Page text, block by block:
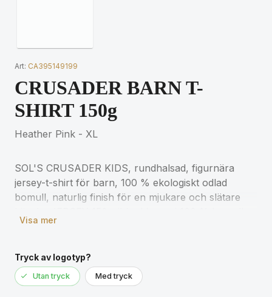
Art: CA395149199
CRUSADER BARN T-
SHIRT 150g
Heather Pink - XL
SOL'S CRUSADER KIDS, rundhalsad, figurnära
jersey-t-shirt för barn, 100 % ekologiskt odlad
bomull, naturlig finish för en mjukare och slätare
rund halsringning, tejpad halsringning, kroppsnära
ekologisk bomull / 40 % återvunnen polyester, (2)
ljusgrönmelerad: 60 % ekologisk bomull / 40 %
återvunnen polyester, (3) rosamelerad: 60 %
Visa mer
Tryck av logotyp?
Utan tryck Med tryck